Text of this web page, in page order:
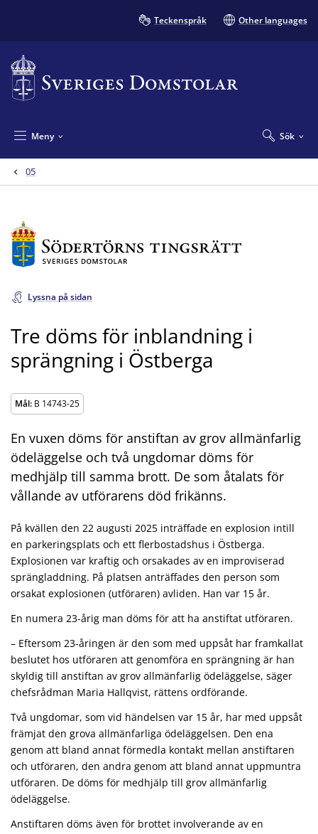
Teckenspråk Other languages
Sök
Meny
05
Lyssna på sidan
Tre döms för inblandning i
sprängning i Östberga
Mål: B 14743-25
En vuxen döms för anstiftan av grov allmänfarlig
ödeläggelse och två ungdomar döms för
medhjälp till samma brott. De som åtalats för
vållande av utförarens död frikänns.
På kvällen den 22 augusti 2025 inträffade en explosion intill
en parkeringsplats och ett flerbostadshus i Östberga.
Explosionen var kraftig och orsakades av en improviserad
sprängladdning. På platsen anträffades den person som
orsakat explosionen (utföraren) avliden. Han var 15 år.
En numera 23-årig man döms för att ha anstiftat utföraren.
– Eftersom 23-åringen är den som med uppsåt har framkallat
beslutet hos utföraren att genomföra en sprängning är han
skyldig till anstiftan av grov allmänfarlig ödeläggelse, säger
chefsrådman Maria Hallqvist, rättens ordförande.
Två ungdomar, som vid händelsen var 15 år, har med uppsåt
främjat den grova allmänfarliga ödeläggelsen. Den ena
genom att bland annat förmedla kontakt mellan anstiftaren
och utföraren, den andra genom att bland annat uppmuntra
utföraren. De döms för medhjälp till grov allmänfarlig
ödeläggelse.
Anstiftaren döms även för brottet involverande av en